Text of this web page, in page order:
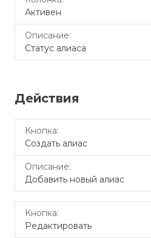
Активен
Статус алиаса
Действия
Кнопка
Создать алиас
Добавить новый алиас
Редактировать